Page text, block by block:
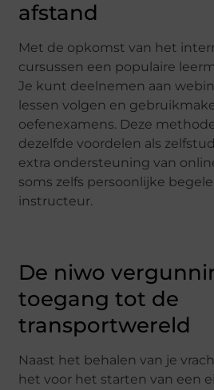
afstand
Met de opkomst van het
cursussen een populaire
Je kunt deelnemen aan
lessen volgen en
oefenexamens. Deze
dezelfde voordelen als
extra ondersteuning van
soms zelfs persoonlijke
instructeur.
De niwo
toegang tot de
transportwereld
Naast het behalen van je
het voor het starten van een